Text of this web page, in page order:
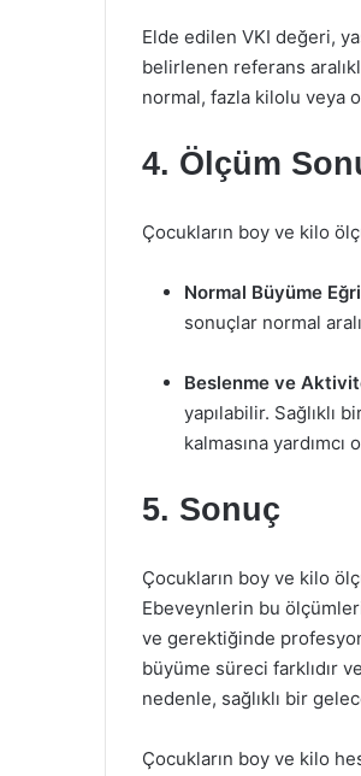
Elde edilen VKI değeri,
belirlenen referans
normal, fazla kilolu veya
4. Ölçüm
Çocukların boy ve kilo
Normal Büyüme
sonuçlar normal
Beslenme ve
yapılabilir. Sağlıklı
kalmasına yardımcı
5. Sonuç
Çocukların boy ve kilo
Ebeveynlerin bu
ve gerektiğinde
büyüme süreci farklıdır
nedenle, sağlıklı bir
Çocukların boy ve kilo